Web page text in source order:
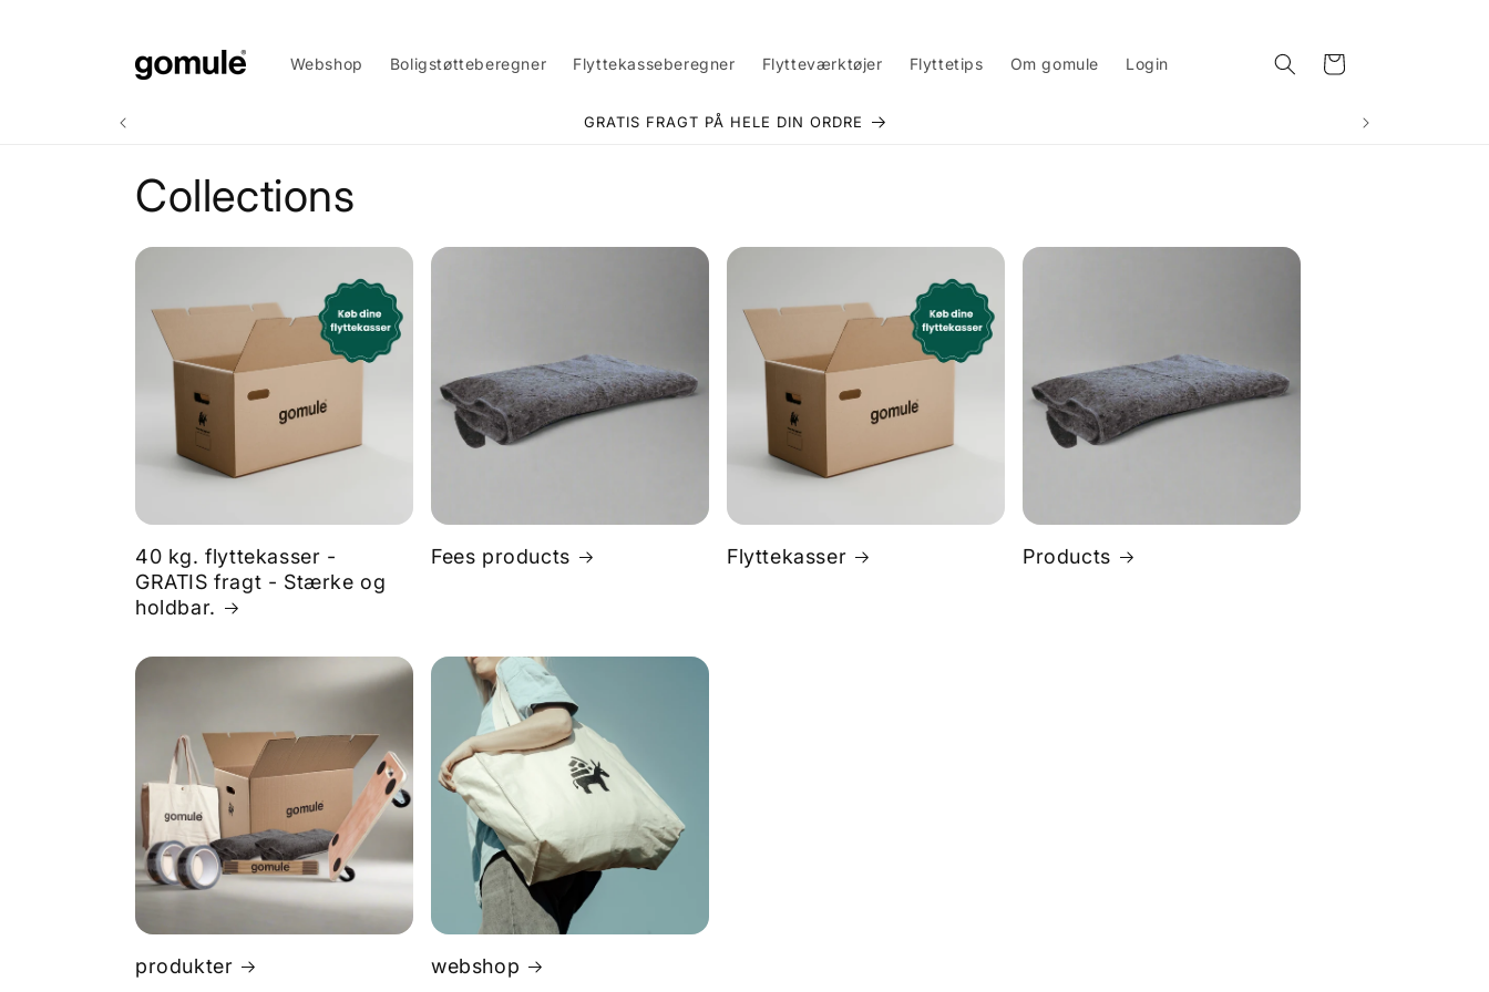
Webshop Boligstøtteberegner Flyttekasseberegner Flytteværktøjer Flyttetips Om gomule Login Indkøbskurv
GRATIS FRAGT PÅ HELE DIN ORDRE
Collections
40 kg. flyttekasser -
GRATIS fragt - Stærke og
holdbar.
Fees products Flyttekasser Products
produkter webshop